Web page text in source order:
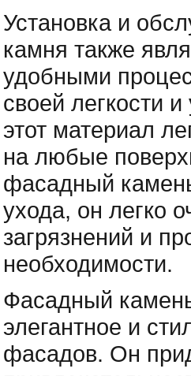
Установка и
камня также
удобными
своей легкости
этот материал
на любые
фасадный
ухода, он легко
загрязнений и
необходимости.
Фасадный
элегантное и
фасадов. Он